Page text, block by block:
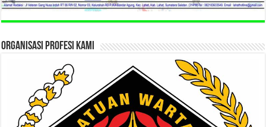
ORGANISASI PROFESI KAMI